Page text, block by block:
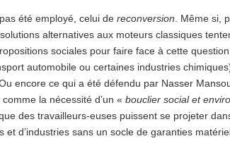
été employé, celui de reconversion . Même si,
alternatives aux moteurs classiques
sociales pour faire face à cette
automobile ou certaines industries
encore ce qui a été défendu par Nasser
la nécessité d’un « bouclier social et
des travailleurs-euses puissent se projeter
et d’industries sans un socle de garanties